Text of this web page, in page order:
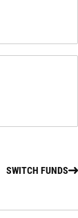
SWITCH FUNDS